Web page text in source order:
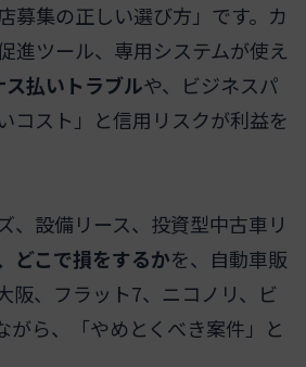
募集の正しい選び方」です。カ
進ツール、専用システムが使え
払いトラブルや、ビジネスパ
コスト」と信用リスクが利益を
、設備リース、投資型中古車リ
どこで損をするかを、自動車販
阪、フラット7、ニコノリ、ビ
ら、「やめとくべき案件」と